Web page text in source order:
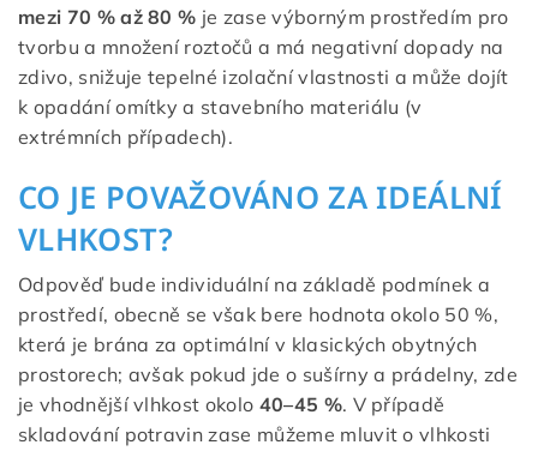
mezi 70 % až 80 % je zase výborným prostředím pro
tvorbu a množení roztočů a má negativní dopady na
zdivo, snižuje tepelné izolační vlastnosti a může dojít
k opadání omítky a stavebního materiálu (v
extrémních případech).
CO JE POVAŽOVÁNO ZA IDEÁLNÍ
VLHKOST?
Odpověď bude individuální na základě podmínek a
prostředí, obecně se však bere hodnota okolo 50 %,
která je brána za optimální v klasických obytných
prostorech; avšak pokud jde o sušírny a prádelny, zde
je vhodnější vlhkost okolo 40–45 %. V případě
skladování potravin zase můžeme mluvit o vlhkosti